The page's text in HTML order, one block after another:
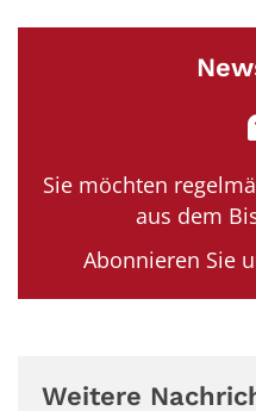
Sie möchten
aus dem
Abonnieren Sie
Weitere